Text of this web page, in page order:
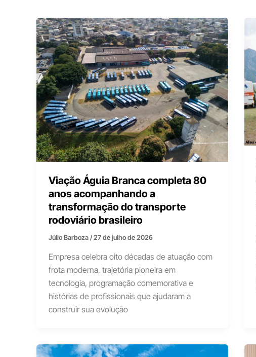
Viação Águia Branca completa 80
anos acompanhando a
transformação do transporte
rodoviário brasileiro
Júlio Barboza/27 de julho de 2026
Empresa celebra oito décadas de atuação com
frota moderna, trajetória pioneira em
tecnologia, programação comemorativa e
histórias de profissionais que ajudaram a
construir sua evolução